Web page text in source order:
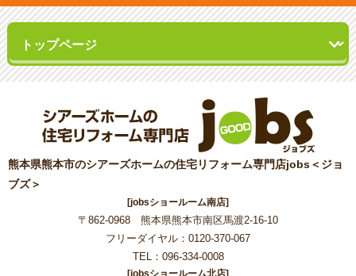
熊本県熊本市のシアーズホームの住宅リフォーム専門店jobs＜ジョ
ブズ＞
[jobsショールーム南店]
〒862-0968 熊本県熊本市南区馬渡2-16-10
フリーダイヤル：0120-370-067
TEL：096-334-0008